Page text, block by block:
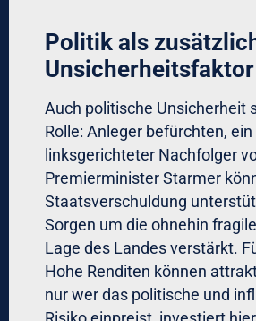
Politik als
Unsicherheitsfaktor
Auch politische Unsicherheit
Rolle: Anleger befürchten,
linksgerichteter Nachfolger
Premierminister Starmer
Staatsverschuldung
Sorgen um die ohnehin
Lage des Landes verstärkt.
Hohe Renditen können
nur wer das politische und